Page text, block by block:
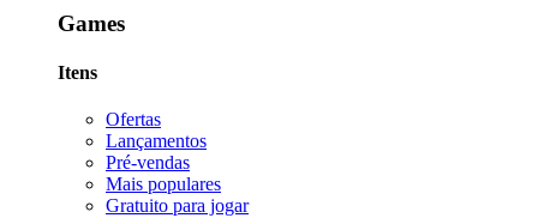
Games
Itens
Ofertas
Lançamentos
Pré-vendas
Mais populares
Gratuito para jogar